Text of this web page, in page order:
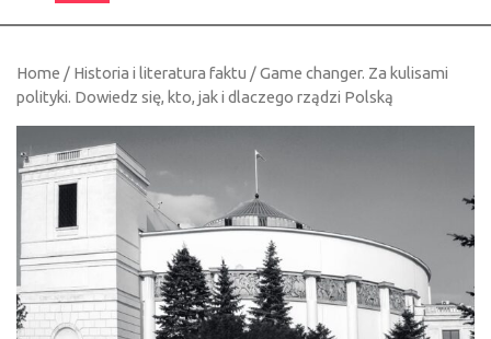
Home / Historia i literatura faktu / Game changer. Za kulisami
polityki. Dowiedz się, kto, jak i dlaczego rządzi Polską